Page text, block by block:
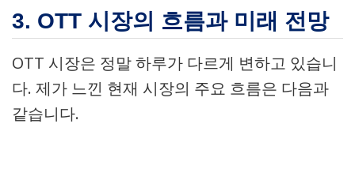
3. OTT 시장의 흐름과 미래 전망
OTT 시장은 정말 하루가 다르게 변하고 있습니
다. 제가 느낀 현재 시장의 주요 흐름은 다음과
같습니다.